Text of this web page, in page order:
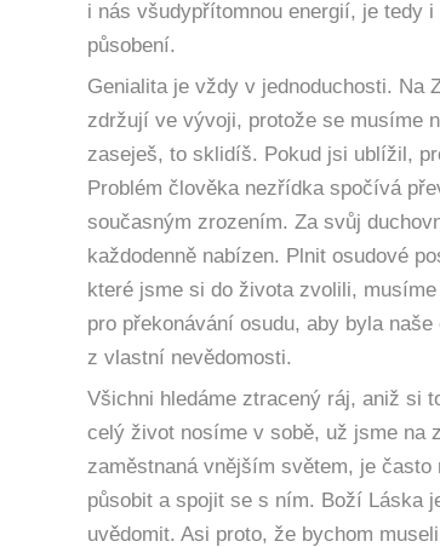
i nás všudypřítomnou energií, je tedy
působení.
Genialita je vždy v jednoduchosti. Na
zdržují ve vývoji, protože se musíme
zaseješ, to sklidíš. Pokud jsi ublížil,
Problém člověka nezřídka spočívá
současným zrozením. Za svůj
každodenně nabízen. Plnit osudové
které jsme si do života zvolili,
pro překonávání osudu, aby byla
z vlastní nevědomosti.
Všichni hledáme ztracený ráj, aniž si
celý život nosíme v sobě, už jsme na
zaměstnaná vnějším světem, je
působit a spojit se s ním. Boží Láska
uvědomit. Asi proto, že bychom